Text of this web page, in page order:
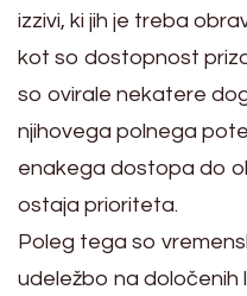
izzivi, ki jih je treba
kot so dostopnost
so ovirale nekatere
njihovega polnega
enakega dostopa do
ostaja prioriteta.
Poleg tega so
udeležbo na določenih